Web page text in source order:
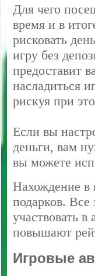
Для чего
время и в
рисковать
игру без
предоставит
насладиться
рискуя при
Если вы
деньги, вам
вы можете
Нахождение в
подарков. Все
участвовать
повышают
Игровые